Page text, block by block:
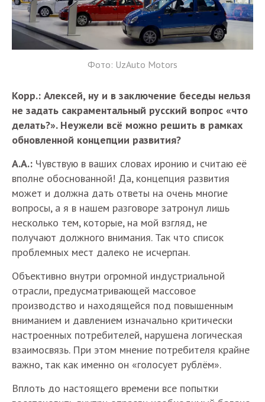
Фото: UzAuto Motors
Корр.: Алексей, ну и в заключение беседы нельзя
не задать сакраментальный русский вопрос «что
делать?». Неужели всё можно решить в рамках
обновленной концепции развития?
А.А.: Чувствую в ваших словах иронию и считаю её
вполне обоснованной! Да, концепция развития
может и должна дать ответы на очень многие
вопросы, а я в нашем разговоре затронул лишь
несколько тем, которые, на мой взгляд, не
получают должного внимания. Так что список
проблемных мест далеко не исчерпан.
Объективно внутри огромной индустриальной
отрасли, предусматривающей массовое
производство и находящейся под повышенным
вниманием и давлением изначально критически
настроенных потребителей, нарушена логическая
взаимосвязь. При этом мнение потребителя крайне
важно, так как именно он «голосует рублём».
Вплоть до настоящего времени все попытки